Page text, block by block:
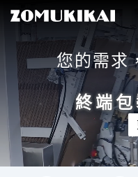
您的需求
終端